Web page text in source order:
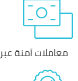
معاملات آمنة عبر